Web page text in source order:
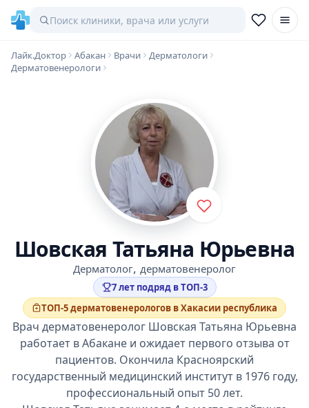
Лайк.Доктор Абакан Врачи
Дерматологи
Дерматовенерологи
Шовская Татьяна Юрьевна
Дерматолог, дерматовенеролог
7 лет подряд в ТОП-3
ТОП-5 дерматовенерологов в Хакасии республика
Врач дерматовенеролог Шовская Татьяна Юрьевна
работает в Абакане и ожидает первого отзыва от
пациентов. Окончила Красноярский
государственный медицинский институт в 1976 году,
профессиональный опыт 50 лет.